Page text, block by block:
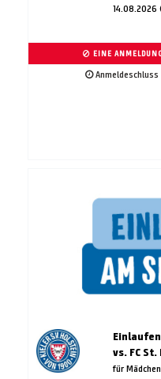
14.08.2026
EINE
Anmeldeschluss
vs. FC St.
für